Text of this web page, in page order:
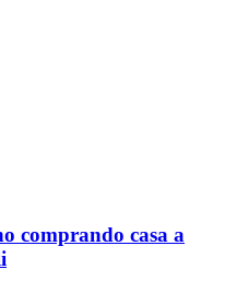
comprando casa a